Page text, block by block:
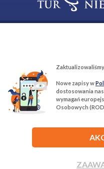
03−134
ROZWIŃ
Agencja nieruchomości Tur
Nowe zapisy w
dostosowania
wymagań
Osobowych